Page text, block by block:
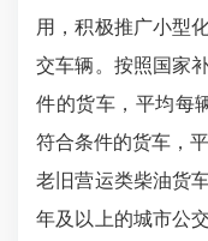
用，积极推广小型
交车辆。按照国家
件的货车，平均每
符合条件的货车，
老旧营运类柴油货
年及以上的城市公